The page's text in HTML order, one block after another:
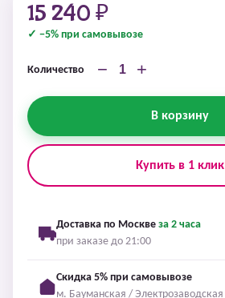
15 240 ₽
✓ −5% при самовывозе
Количество − +
В корзину
Купить в 1 клик
Доставка по Москве за 2 часа
при заказе до 21:00
Скидка 5% при самовывозе
м. Бауманская / Электрозаводская